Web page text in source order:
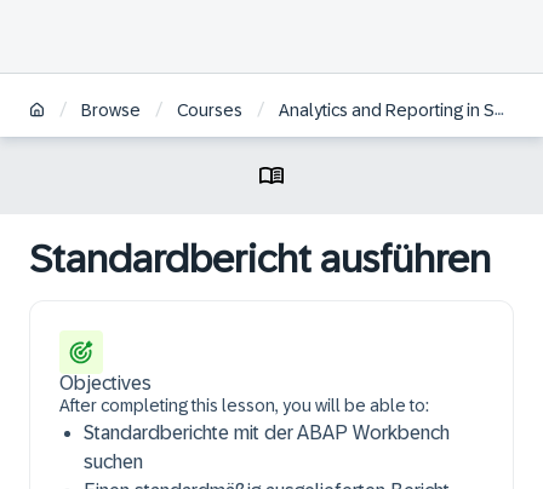
/ Browse / Courses / Analytics and Reporting in SAP HCM for S/4HANA | DE
Standardbericht ausführen
Objectives
After completing this lesson, you will be able to:
Standardberichte mit der ABAP Workbench
suchen